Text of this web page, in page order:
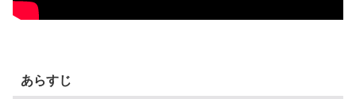
あらすじ